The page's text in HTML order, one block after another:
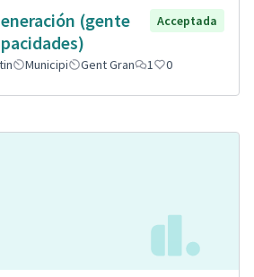
(gente
Acceptada
Municipi Gent Gran 1 0